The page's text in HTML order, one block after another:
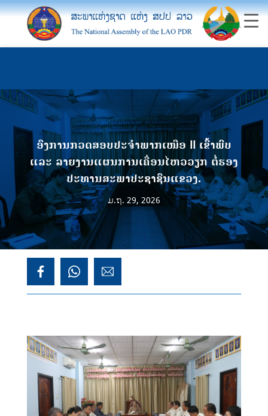
ອົງການກວດສອບປະຈໍາພາກເໜືອ II ເຂົ້າພົບ
ແລະ ລາຍງານແຜນການເຄື່ອນໄຫວວຽກ ຕໍ່ຮອງ
ປະທານສະພາປະຊາຊົນແຂວງ.
ມ.ຖ. 29, 2026